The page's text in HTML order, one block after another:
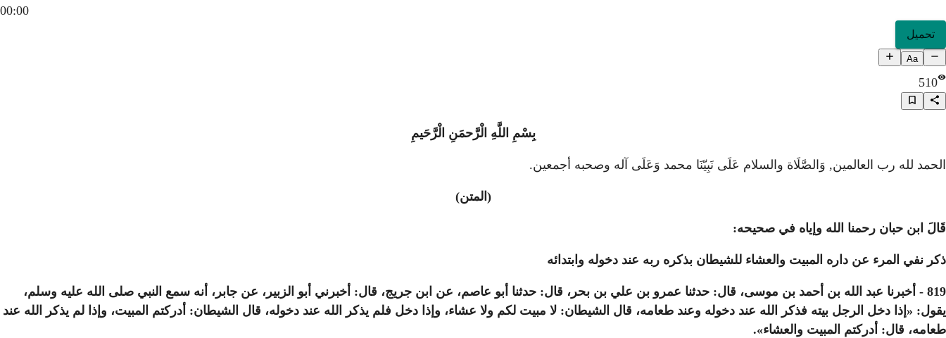
00:00
تحميل
Aa
510
بِسْمِ اللَّهِ الْرَّحمَنِ الْرَّحَيمِ
الحمد لله رب العالمين, وَالصَّلَاة والسلام عَلَى نَبِيّنَا محمد وَعَلَى آله وصحبه أجمعين.
(المتن)
قَالَ ابن حبان رحمنا الله وإياه في صحيحه:
ذكر نفي المرء عن داره المبيت والعشاء للشيطان بذكره ربه عند دخوله وابتدائه
819 - أخبرنا عبد الله بن أحمد بن موسى، قال: حدثنا عمرو بن علي بن بحر، قال: حدثنا أبو عاصم، عن ابن جريج، قال: أخبرني أبو الزبير، عن جابر، أنه سمع النبي صلى الله عليه وسلم،
يقول: «إذا دخل الرجل بيته فذكر الله عند دخوله وعند طعامه، قال الشيطان: لا مبيت لكم ولا عشاء، وإذا دخل فلم يذكر الله عند دخوله، قال الشيطان: أدركتم المبيت، وإذا لم يذكر الله عند
طعامه، قال: أدركتم المبيت والعشاء».